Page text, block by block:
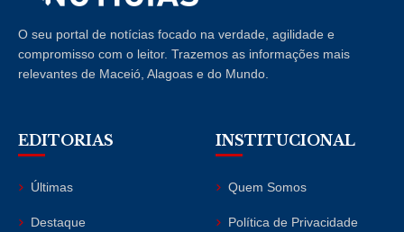
O seu portal de notícias focado na verdade, agilidade e
compromisso com o leitor. Trazemos as informações mais
relevantes de Maceió, Alagoas e do Mundo.
EDITORIAS
Últimas
Destaque
INSTITUCIONAL
Quem Somos
Política de Privacidade